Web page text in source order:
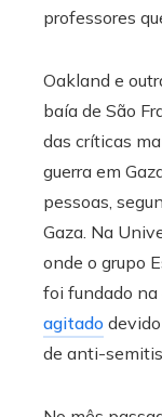
professores
Oakland e
baía de São
das críticas
guerra em
pessoas,
Gaza. Na
onde o grupo
foi fundado na
agitado
de anti-